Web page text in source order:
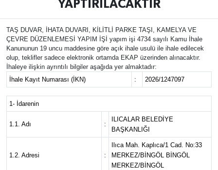
YAPTIRILACAKTIR
TAŞ DUVAR, İHATA DUVARI, KİLİTLİ PARKE TAŞI, KAMELYA VE
ÇEVRE DÜZENLEMESİ YAPIM İŞİ yapım işi 4734 sayılı Kamu İhale
Kanununun 19 uncu maddesine göre açık ihale usulü ile ihale edilecek
olup, teklifler sadece elektronik ortamda EKAP üzerinden alınacaktır.
İhaleye ilişkin ayrıntılı bilgiler aşağıda yer almaktadır:
İhale Kayıt Numarası (İKN)
: 2026/1247097
1- İdarenin
1.1. Adı :
ILICALAR BELEDİYE
BAŞKANLIĞI
1.2. Adresi :
Ilıca Mah. Kaplıca/1 Cad. No:33
MERKEZ/BİNGÖL BİNGÖL
MERKEZ/BİNGÖL
EKONOMİ
GENÇ
GÜNDEM
KARLIOVA
KİĞI
Süper Lig Puan Durumu ve Fikstür
Tüm Manşetler
Son Dakika Haberleri
Haber Arşivi